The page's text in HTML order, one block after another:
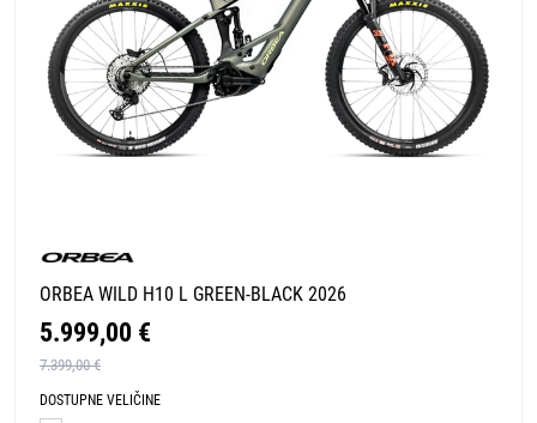
ORBEA WILD H10 L GREEN-BLACK 2026
5.999,00 €
7.399,00 €
DOSTUPNE VELIČINE